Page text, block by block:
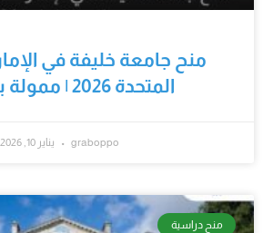
منح جامعة خليفة في
المتحدة 2026 | ممولة بالكامل
graboppo يناير 10, 2026
منح دراسية